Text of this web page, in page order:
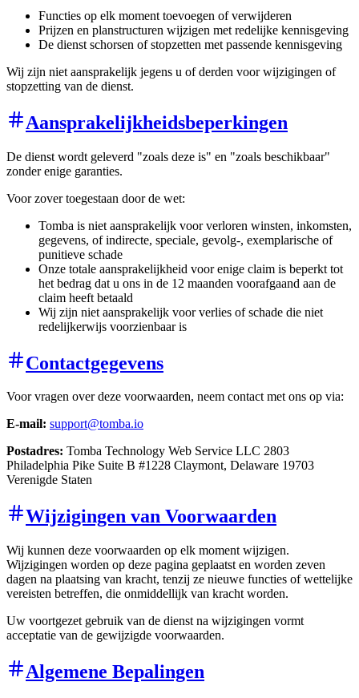
Functies op elk moment toevoegen of verwijderen
Prijzen en planstructuren wijzigen met redelijke kennisgeving
De dienst schorsen of stopzetten met passende kennisgeving
Wij zijn niet aansprakelijk jegens u of derden voor wijzigingen of
stopzetting van de dienst.
Aansprakelijkheidsbeperkingen
De dienst wordt geleverd "zoals deze is" en "zoals beschikbaar"
zonder enige garanties.
Voor zover toegestaan door de wet:
Tomba is niet aansprakelijk voor verloren winsten, inkomsten,
gegevens, of indirecte, speciale, gevolg-, exemplarische of
punitieve schade
Onze totale aansprakelijkheid voor enige claim is beperkt tot
het bedrag dat u ons in de 12 maanden voorafgaand aan de
claim heeft betaald
Wij zijn niet aansprakelijk voor verlies of schade die niet
redelijkerwijs voorzienbaar is
Contactgegevens
Voor vragen over deze voorwaarden, neem contact met ons op via:
E-mail: support@tomba.io
Postadres: Tomba Technology Web Service LLC 2803
Philadelphia Pike Suite B #1228 Claymont, Delaware 19703
Verenigde Staten
Wijzigingen van Voorwaarden
Wij kunnen deze voorwaarden op elk moment wijzigen.
Wijzigingen worden op deze pagina geplaatst en worden zeven
dagen na plaatsing van kracht, tenzij ze nieuwe functies of wettelijke
vereisten betreffen, die onmiddellijk van kracht worden.
Uw voortgezet gebruik van de dienst na wijzigingen vormt
acceptatie van de gewijzigde voorwaarden.
Algemene Bepalingen